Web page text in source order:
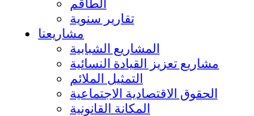
الطاقم
تقارير سنوية
مشاريعنا
المشاريع الشبابية
مشاريع تعزيز القيادة النسائية
التمثيل الملائم
الحقوق الاقتصادية الاجتماعية
المكانة القانونية